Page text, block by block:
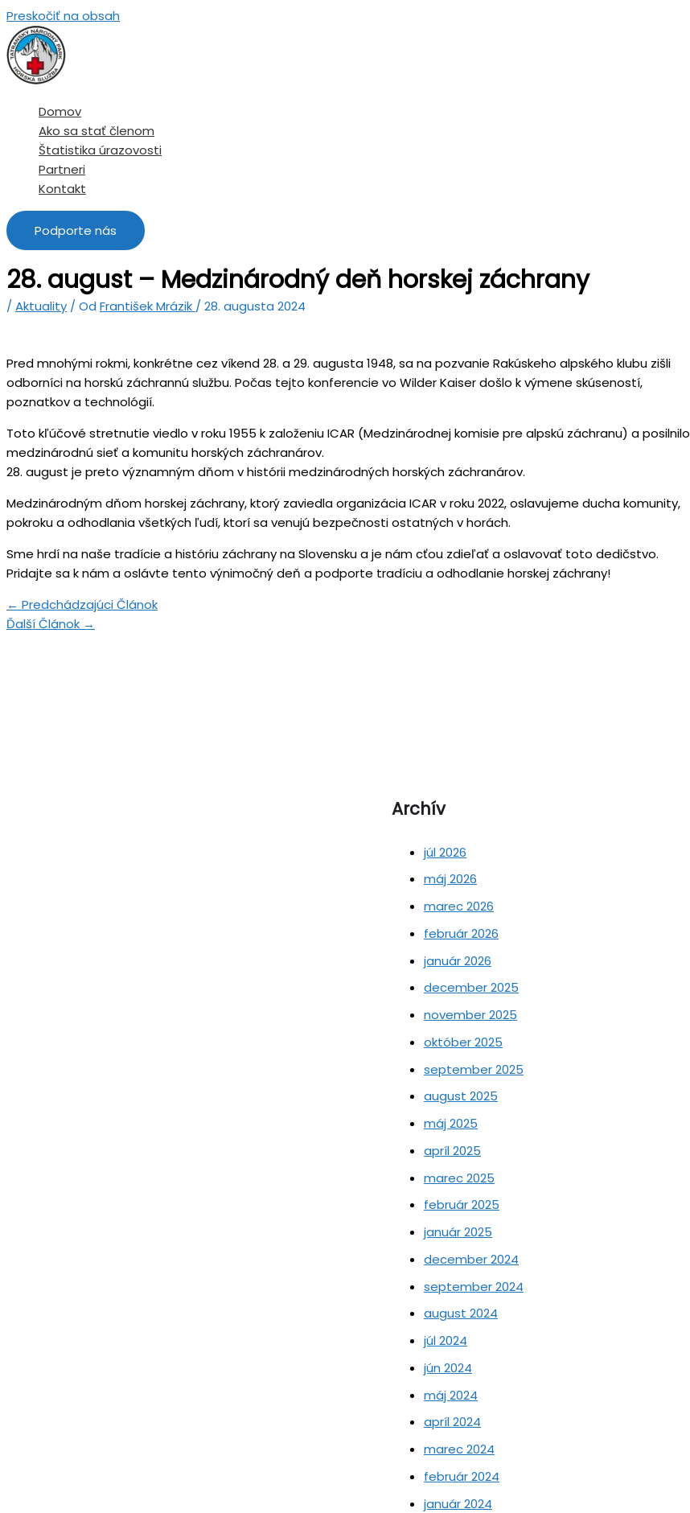
Preskočiť na obsah
Domov
Ako sa stať členom
Štatistika úrazovosti
Partneri
Kontakt
Podporte nás
28. august – Medzinárodný deň horskej záchrany
/ Aktuality / Od František Mrázik / 28. augusta 2024
Pred mnohými rokmi, konkrétne cez víkend 28. a 29. augusta 1948, sa na pozvanie Rakúskeho alpského klubu zišli
odborníci na horskú záchrannú službu. Počas tejto konferencie vo Wilder Kaiser došlo k výmene skúseností,
poznatkov a technológií.
Toto kľúčové stretnutie viedlo v roku 1955 k založeniu ICAR (Medzinárodnej komisie pre alpskú záchranu) a posilnilo
medzinárodnú sieť a komunitu horských záchranárov.
28. august je preto významným dňom v histórii medzinárodných horských záchranárov.
Medzinárodným dňom horskej záchrany, ktorý zaviedla organizácia ICAR v roku 2022, oslavujeme ducha komunity,
pokroku a odhodlania všetkých ľudí, ktorí sa venujú bezpečnosti ostatných v horách.
Sme hrdí na naše tradície a históriu záchrany na Slovensku a je nám cťou zdieľať a oslavovať toto dedičstvo.
Pridajte sa k nám a oslávte tento výnimočný deň a podporte tradíciu a odhodlanie horskej záchrany!
← Predchádzajúci Článok
Ďalší Článok →
Archív
júl 2026
máj 2026
marec 2026
február 2026
január 2026
december 2025
november 2025
október 2025
september 2025
august 2025
máj 2025
apríl 2025
marec 2025
február 2025
január 2025
december 2024
september 2024
august 2024
júl 2024
jún 2024
máj 2024
apríl 2024
marec 2024
február 2024
január 2024